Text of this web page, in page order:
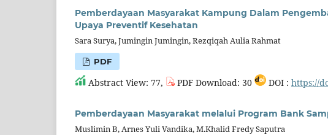
Pemberdayaan Masyarakat Kampung Dalam
Upaya Preventif Kesehatan
Sara Surya, Jumingin Jumingin, Rezqiqah Aulia Rahmat
PDF
Abstract View: 77, PDF Download: 30 DOI : https://
Pemberdayaan Masyarakat melalui Program Bank
Muslimin B, Arnes Yuli Vandika, M.Khalid Fredy Saputra